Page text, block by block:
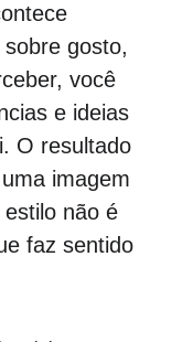
gosto,
você
e ideias
O resultado
imagem
não é
faz sentido